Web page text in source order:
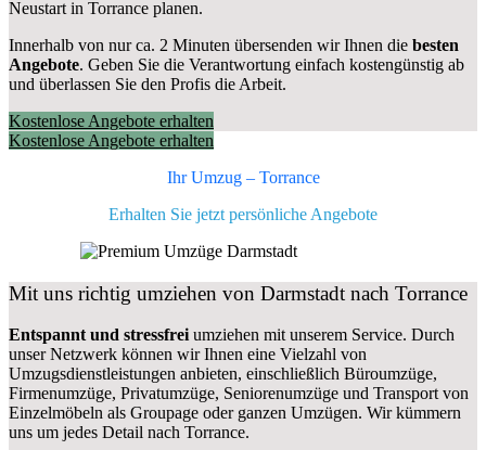
Neustart in Torrance planen.
Innerhalb von nur ca. 2 Minuten übersenden wir Ihnen die besten
Angebote. Geben Sie die Verantwortung einfach kostengünstig ab
und überlassen Sie den Profis die Arbeit.
Kostenlose Angebote erhalten
Kostenlose Angebote erhalten
Ihr Umzug – Torrance
Erhalten Sie jetzt persönliche Angebote
Mit uns richtig umziehen von Darmstadt nach Torrance
Entspannt und stressfrei umziehen mit unserem Service. Durch
unser Netzwerk können wir Ihnen eine Vielzahl von
Umzugsdienstleistungen anbieten, einschließlich Büroumzüge,
Firmenumzüge, Privatumzüge, Seniorenumzüge und Transport von
Einzelmöbeln als Groupage oder ganzen Umzügen. Wir kümmern
uns um jedes Detail nach Torrance.